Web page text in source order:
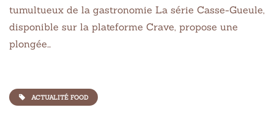
tumultueux de la gastronomie La série Casse-Gueule,
disponible sur la plateforme Crave, propose une
plongée…
ACTUALITÉ FOOD